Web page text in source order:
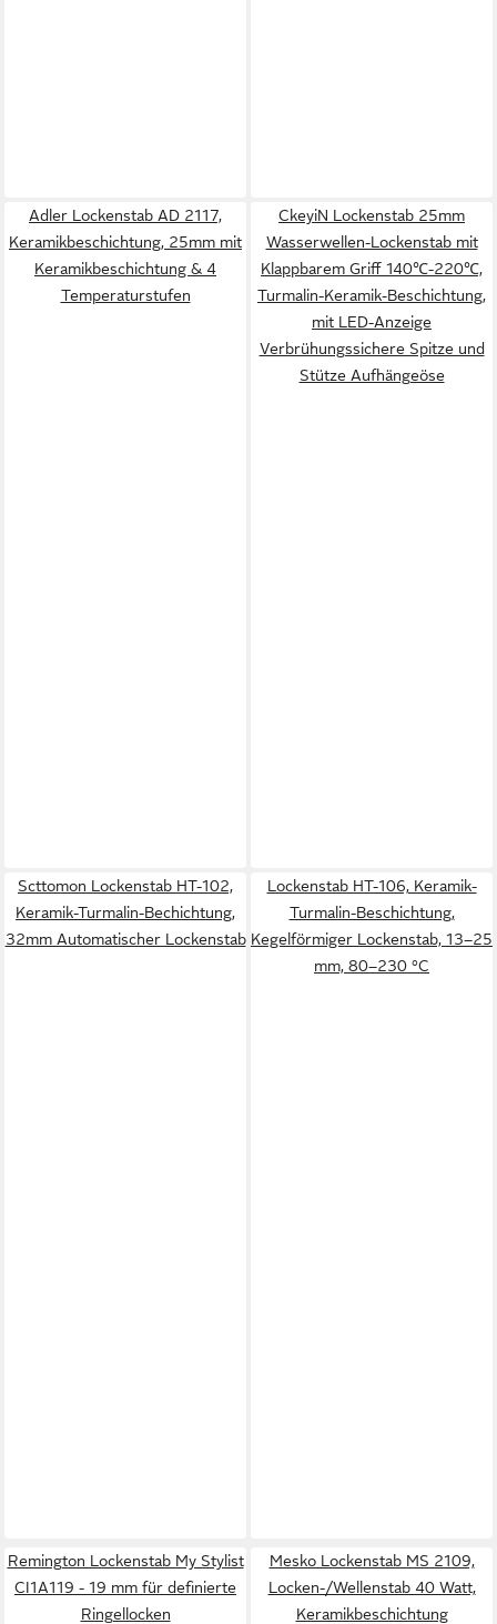
Adler Lockenstab AD 2117,
Keramikbeschichtung, 25mm mit
Keramikbeschichtung & 4
Temperaturstufen
CkeyiN Lockenstab 25mm
Wasserwellen-Lockenstab mit
Klappbarem Griff 140℃-220℃,
Turmalin-Keramik-Beschichtung,
mit LED-Anzeige
Verbrühungssichere Spitze und
Stütze Aufhängeöse
Scttomon Lockenstab HT-102,
Keramik-Turmalin-Bechichtung,
32mm Automatischer Lockenstab
Lockenstab HT-106, Keramik-
Turmalin-Beschichtung,
Kegelförmiger Lockenstab, 13–25
mm, 80–230 °C
Remington Lockenstab My Stylist
CI1A119 - 19 mm für definierte
Ringellocken
Mesko Lockenstab MS 2109,
Locken-/Wellenstab 40 Watt,
Keramikbeschichtung